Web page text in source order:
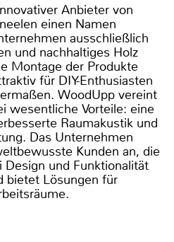
Anbieter von
einen Namen
ausschließlich
und nachhaltiges Holz
Montage der Produkte
für DIY-Enthusiasten
WoodUpp vereint
wesentliche Vorteile: eine
Raumakustik und
Das Unternehmen
Kunden an, die
und Funktionalität
bietet Lösungen für